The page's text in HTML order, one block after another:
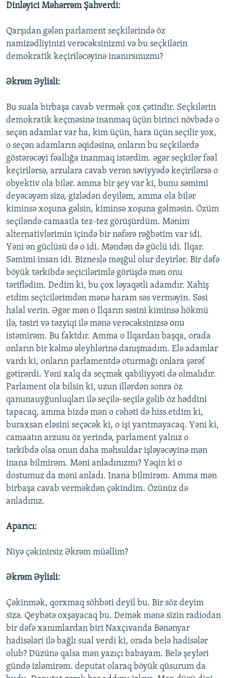
Dinləyici Məhərrəm Şahverdi:
Qarşıdan gələn parlament seçkilərində öz
namizədliyinizi verəcəksinizmi və bu seçkilərin
demokratik keçiriləcəyinə inanırsınızmı?
Əkrəm Əylisli:
Bu suala birbaşa cavab vermək çox çətindir. Seçkilərin
demokratik keçməsinə inanmaq üçün birinci növbədə o
seçən adamlar var ha, kim üçün, hara üçün seçilir yox,
o seçən adamların əqidəsinə, onların bu seçkilərdə
göstərəcəyi fəallığa inanmaq istərdim. əgər seçkilər fəal
keçirilərsə, arzulara cavab verən səviyyədə keçirilərsə o
obyektiv ola bilər. amma bir şey var ki, bunu səmimi
deyəcəyəm sizə, gizlədən deyiləm, amma ola bilər
kiminsə xoşuna gəlsin, kiminsə xoşuna gəlməsin. Özüm
seçiləndə camaatla tez-tez görüşürdüm. Mənim
alternativlərimin içində bir nəfərə rəğbətim var idi.
Yəni ən güclüsü də o idi. Məndən də güclü idi. İlqar.
Səmimi insan idi. Bizneslə məşğul olur deyirlər. Bir dəfə
böyük tərkibdə seçicilərimlə görüşdə mən onu
təriflədim. Dedim ki, bu çox ləyaqətli adamdır. Xahiş
etdim seçicilərimdən mənə haram səs verməyin. Səsi
halal verin. Əgər mən o İlqarın səsini kiminsə hökmü
ilə, təsiri və təzyiqi ilə mənə verəcəksinizsə onu
istəmirəm. Bu faktdır. Amma o İlqardan başqa, orada
onların bir kəlmə əleyhlərinə danışmadım. Elə adamlar
vardı ki, onların parlamentdə oturmağı onlara şərəf
gətirərdi. Yəni xalq da seçmək qabiliyyəti də olmalıdır.
Parlament ola bilsin ki, uzun illərdən sonra öz
qanunauyğunluqları ilə seçilə-seçilə gəlib öz həddini
tapacaq, amma bizdə mən o cəhəti də hiss etdim ki,
buraxsan eləsini seçəcək ki, o işi yarıtmayacaq. Yəni ki,
camaatın arzusu öz yerində, parlament yalnız o
tərkibdə olsa onun daha məhsuldar işləyəcəyinə mən
inana bilmirəm. Məni anladınızmı? Yəqin ki o
dostumuz da məni anladı. Inana bilmirəm. Amma mən
birbaşa cavab verməkdən çəkindim. Özünüz də
anladınız.
Aparıcı:
Niyə çəkinirsiz Əkrəm müəllim?
Əkrəm Əylisli:
Çəkinmək, qorxmaq söhbəti deyil bu. Bir söz deyim
sizə. Qeybətə oxşayacaq bu. Demək mənə sizin radiodan
bir dəfə xanımlardan biri Naxçıvanda Bənənyar
hadisələri ilə bağlı sual verdi ki, orada belə hadisələr
olub? Düzünə qalsa mən yazıçı babayam. Belə şeyləri
gündə izləmirəm. deputat olaraq böyük qüsurum da